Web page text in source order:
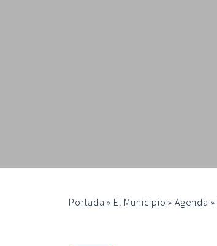
Portada » El Municipio »Agenda »